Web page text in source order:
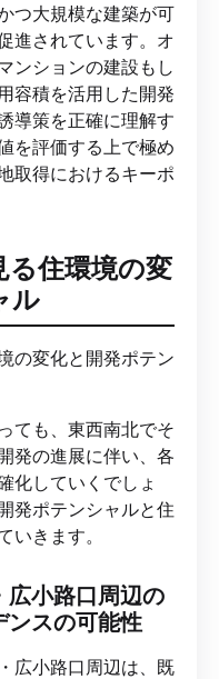
つ大規模な建築が可
進されています。オ
ンションの建設もし
容積を活用した開発
導策を正確に理解す
を評価する上で極め
取得におけるキーポ
る住環境の変
ル
ても、東西南北でそ
発の進展に伴い、各
化していくでしょ
発ポテンシャルと住
いきます。
広小路口周辺の
ンスの可能性
広小路口周辺は、既